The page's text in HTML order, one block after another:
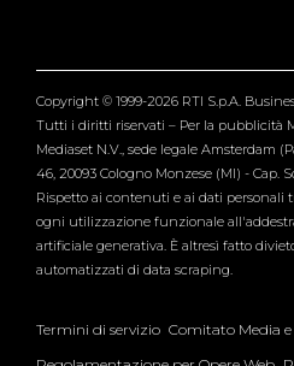
Verissimo
Copyright © 1999-2026 RTI S.p.A.
Tutti i diritti riservati – Per la pubblicità
Mediaset N.V., sede legale Amsterdam
46, 20093 Cologno Monzese (MI) - Cap.
Rispetto ai contenuti e ai dati personali
ogni utilizzazione funzionale
artificiale generativa. È altresì fatto
automatizzati di data scraping.
Termini di servizio Comitato Media